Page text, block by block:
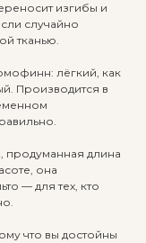
изгибы и
случайно
тканью.
лёгкий, как
Производится в
продуманная длина
она
— для тех, кто
что вы достойны